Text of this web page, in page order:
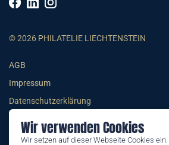
Wir verwenden Cookies
Wir setzen auf dieser Webseite Cookies
© 2026 PHILATELIE LIECHTENSTEIN
AGB
Impressum
Datenschutzerklärung